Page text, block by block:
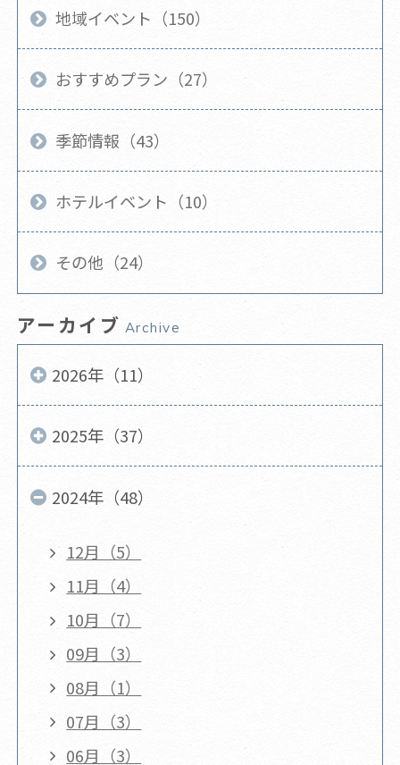
地域イベント（150）
おすすめプラン（27）
季節情報（43）
ホテルイベント（10）
その他（24）
アーカイブ Archive
2026年（11）
2025年（37）
2024年（48）
12月（5）
11月（4）
10月（7）
09月（3）
08月（1）
07月（3）
06月（3）